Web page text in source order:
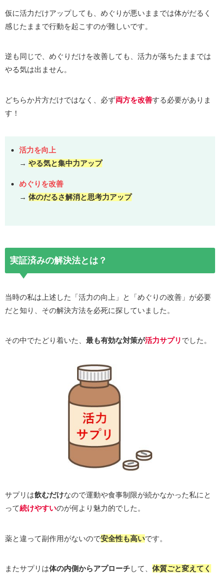
仮に活力だけアップしても、めぐりが悪いままでは体がだるく
感じたままで行動を起こすのが難しいです。
逆も同じで、めぐりだけを改善しても、活力が落ちたままでは
やる気は出ません。
どちらか片方だけではなく、必ず両方を改善する必要がありま
す！
活力を向上
→ やる気と集中力アップ
めぐりを改善
→ 体のだるさ解消と思考力アップ
実証済みの解決法とは？
当時の私は上述した「活力の向上」と「めぐりの改善」が必要
だと知り、その解決方法を必死に探していました。
その中でたどり着いた、 最も有効な対策が活力サプリ でした。
サプリは飲むだけなので運動や食事制限が続かなかった私にと
って続けやすいのが何より魅力的でした。
薬と違って副作用がないので安全性も高いです。
またサプリは体の内側からアプローチして、 体質ごと変えてく